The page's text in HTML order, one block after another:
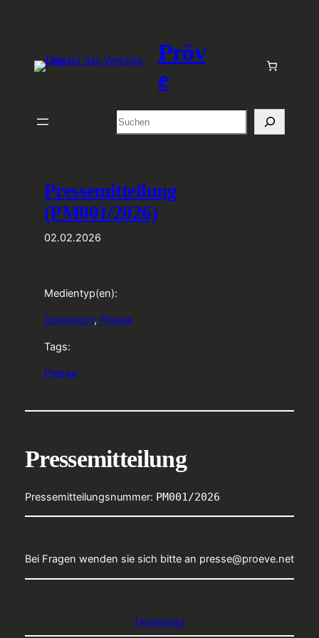
Pröv
e
Suchen
Pressemitteilung
(PM001/2026)
02.02.2026
Medientyp(en):
Dokument, Presse
Tags:
Presse
Pressemitteilung
Pressemitteilungsnummer: PM001/2026
Bei Fragen wenden sie sich bitte an presse@proeve.net
Download